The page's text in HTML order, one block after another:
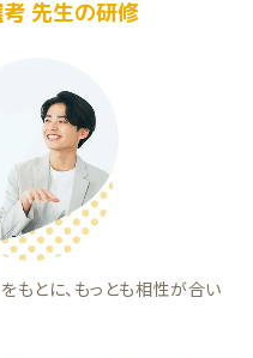
先生の研修
もとに、もっとも相性が合い